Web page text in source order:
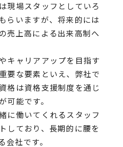
現場スタッフとしていろ
らいますが、将来的には
売上高による出来高制へ
キャリアアップを目指す
要な要素といえ、弊社で
格は資格支援制度を通じ
可能です。
に働いてくれるスタッフ
しており、長期的に腰を
会社です。